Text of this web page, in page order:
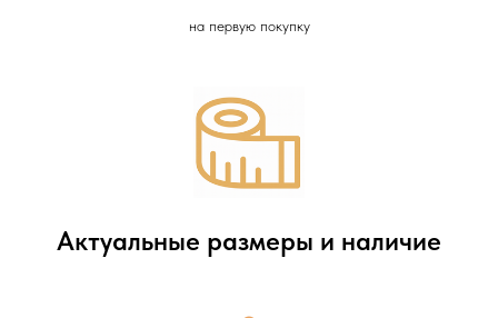
на первую покупку
Актуальные размеры и наличие